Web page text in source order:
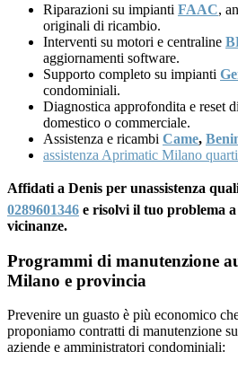
Riparazioni su impianti FAAC,
originali di ricambio.
Interventi su motori e centraline
aggiornamenti software.
Supporto completo su impianti
condominiali.
Diagnostica approfondita e reset
domestico o commerciale.
Assistenza e ricambi Came,
assistenza Aprimatic Milano
Affidati a Denis per unassistenza
0289601346 e risolvi il tuo problema
vicinanze.
Programmi di manutenzione
Milano e provincia
Prevenire un guasto è più economico
proponiamo contratti di manutenzione
aziende e amministratori condominiali: